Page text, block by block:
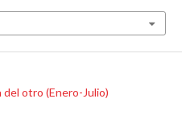
del otro (Enero-Julio)